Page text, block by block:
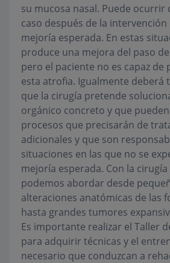
su mucosa nasal. Puede ocurrir
caso después de la
mejoría esperada. En estas
produce una mejora del paso
pero el paciente no es capaz de
esta atrofia. Igualmente deberá
que la cirugía pretende
orgánico concreto y que
procesos que precisarán de
adicionales y que son
situaciones en las que no se
mejoría esperada. Con la
podemos abordar desde
alteraciones anatómicas de las
hasta grandes tumores
Es importante realizar el Taller
para adquirir técnicas y el
necesario que conduzcan a